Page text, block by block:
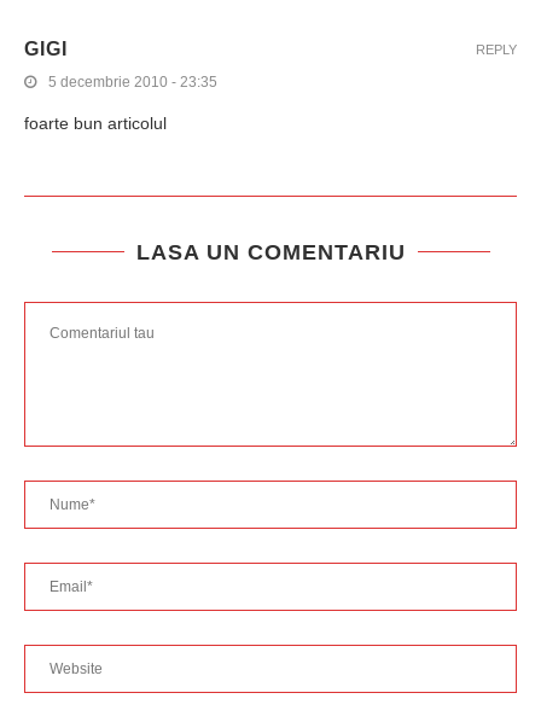
GIGI
5 decembrie 2010 - 23:35
foarte bun articolul
REPLY
LASA UN COMENTARIU